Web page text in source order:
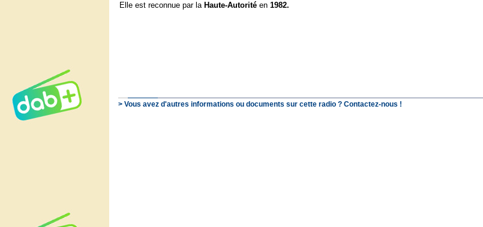
Elle est reconnue par laHaute-Autorité en 1982.
> Vous avez d'autres informations ou documents sur cette radio ? Contactez-nous !